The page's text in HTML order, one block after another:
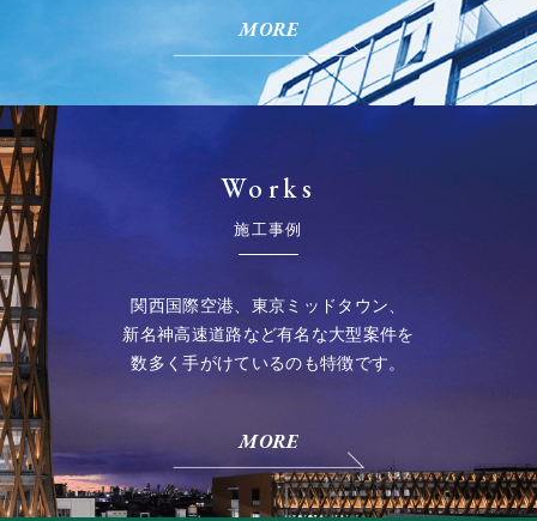
MORE
Works
施工事例
関西国際空港、東京ミッドタウン、
新名神高速道路など有名な大型案件を
数多く手がけているのも特徴です。
MORE